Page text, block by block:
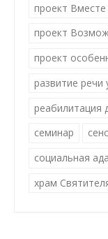
проект
проект
проект
развитие речи
реабилитация
семинар
социальная
храм